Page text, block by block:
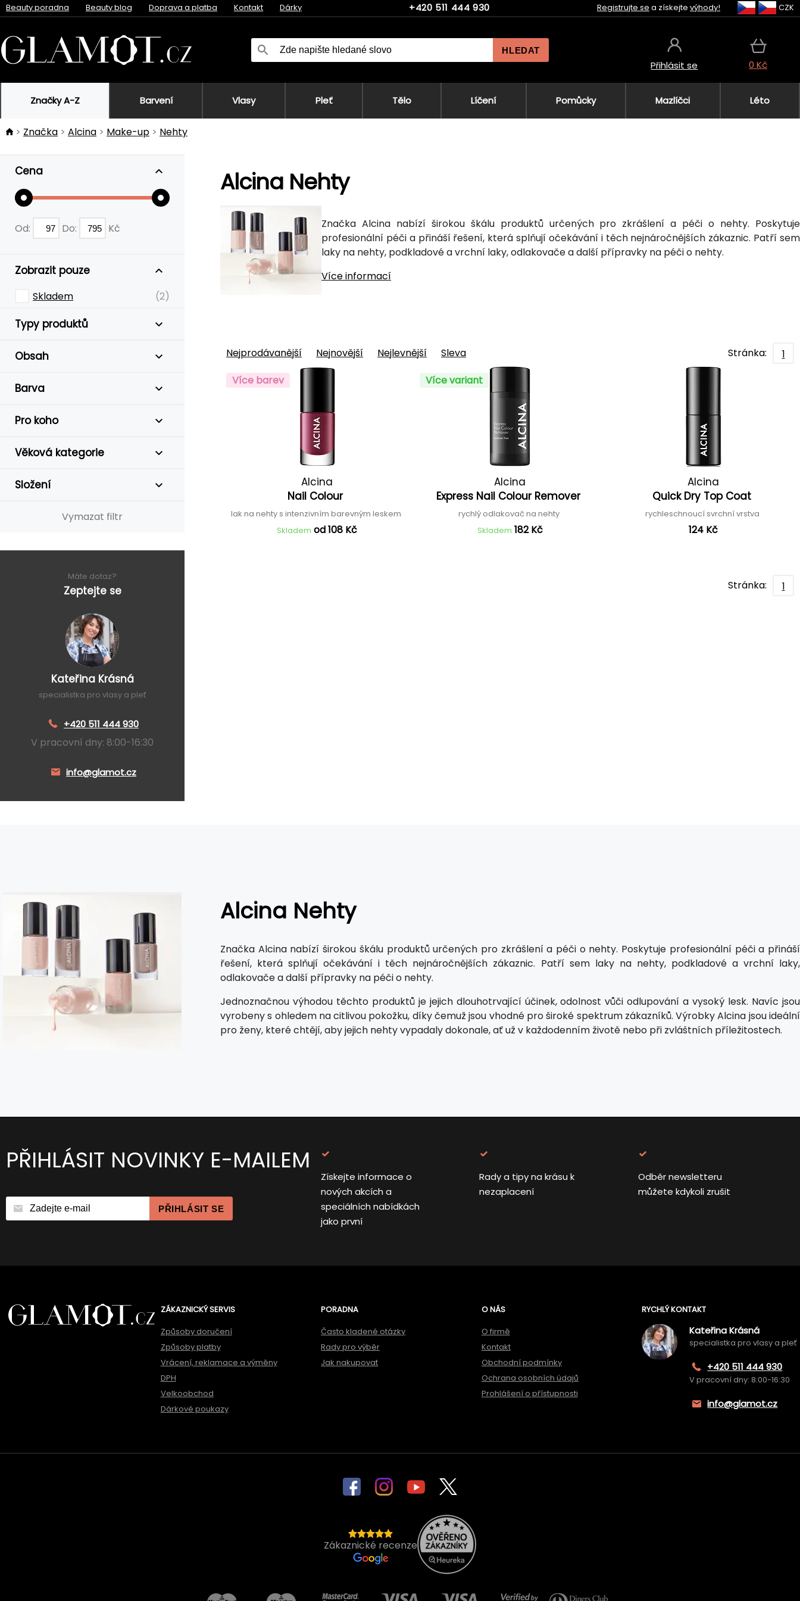
Beauty poradna Beauty blog Doprava a platba Kontakt Dárky +420 511 444 930 Registrujte se a získejte výhody! CZK
HLEDAT
Přihlásit se 0 Kč
Značky A-Z Barvení Vlasy Pleť Tělo Líčení Pomůcky Mazlíčci Léto
Značka Alcina Make-up Nehty
Cena
Od: Do: Kč
Zobrazit pouze
Skladem (2)
Typy produktů
Obsah
Barva
Pro koho
Věková kategorie
Složení
Vymazat filtr
Máte dotaz?
Zeptejte se
Kateřina Krásná
specialistka pro vlasy a pleť
+420 511 444 930
V pracovní dny: 8:00-16:30
info@glamot.cz
Alcina Nehty
Značka Alcina nabízí širokou škálu produktů určených pro zkrášlení a péči o nehty. Poskytuje
profesionální péči a přináší řešení, která splňují očekávání i těch nejnáročnějších zákaznic. Patří sem
laky na nehty, podkladové a vrchní laky, odlakovače a další přípravky na péči o nehty.
Více informací
Nejprodávanější Nejnovější Nejlevnější Sleva Stránka:
1
Více barev
Alcina
Nail Colour
lak na nehty s intenzivním barevným leskem
Skladem od 108 Kč
Více variant
Alcina
Express Nail Colour Remover
rychlý odlakovač na nehty
Skladem 182 Kč
Alcina
Quick Dry Top Coat
rychleschnoucí svrchní vrstva
124 Kč
Stránka: 1
Alcina Nehty
Značka Alcina nabízí širokou škálu produktů určených pro zkrášlení a péči o nehty. Poskytuje profesionální péči a přináší
řešení, která splňují očekávání i těch nejnáročnějších zákaznic. Patří sem laky na nehty, podkladové a vrchní laky,
odlakovače a další přípravky na péči o nehty.
Jednoznačnou výhodou těchto produktů je jejich dlouhotrvající účinek, odolnost vůči odlupování a vysoký lesk. Navíc jsou
vyrobeny s ohledem na citlivou pokožku, díky čemuž jsou vhodné pro široké spektrum zákazníků. Výrobky Alcina jsou ideální
pro ženy, které chtějí, aby jejich nehty vypadaly dokonale, ať už v každodenním životě nebo při zvláštních příležitostech.
PŘIHLÁSIT NOVINKY E-MAILEM
PŘIHLÁSIT SE
Získejte informace o
nových akcích a
speciálních nabídkách
jako první
Rady a tipy na krásu k
nezaplacení
Odběr newsletteru
můžete kdykoli zrušit
ZÁKAZNICKÝ SERVIS
Způsoby doručení
Způsoby platby
Vrácení, reklamace a výměny
DPH
Velkoobchod
Dárkové poukazy
PORADNA
Často kladené otázky
Rady pro výběr
Jak nakupovat
O NÁS
O firmě
Kontakt
Obchodní podmínky
Ochrana osobních údajů
Prohlášení o přístupnosti
RYCHLÝ KONTAKT
Kateřina Krásná
specialistka pro vlasy a pleť
+420 511 444 930
V pracovní dny: 8:00-16:30
info@glamot.cz
Zákaznické recenze